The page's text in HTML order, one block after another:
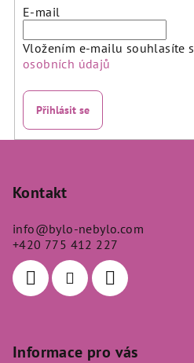
E-mail
Vložením e-mailu souhlasíte s
osobních údajů
Přihlásit se
Kontakt
info@bylo-nebylo.com
+420 775 412 227
Informace pro vás